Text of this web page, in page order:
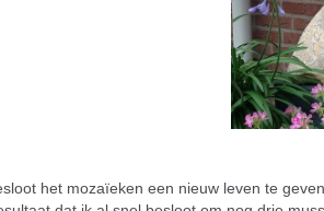
het mozaïeken een nieuw leven te